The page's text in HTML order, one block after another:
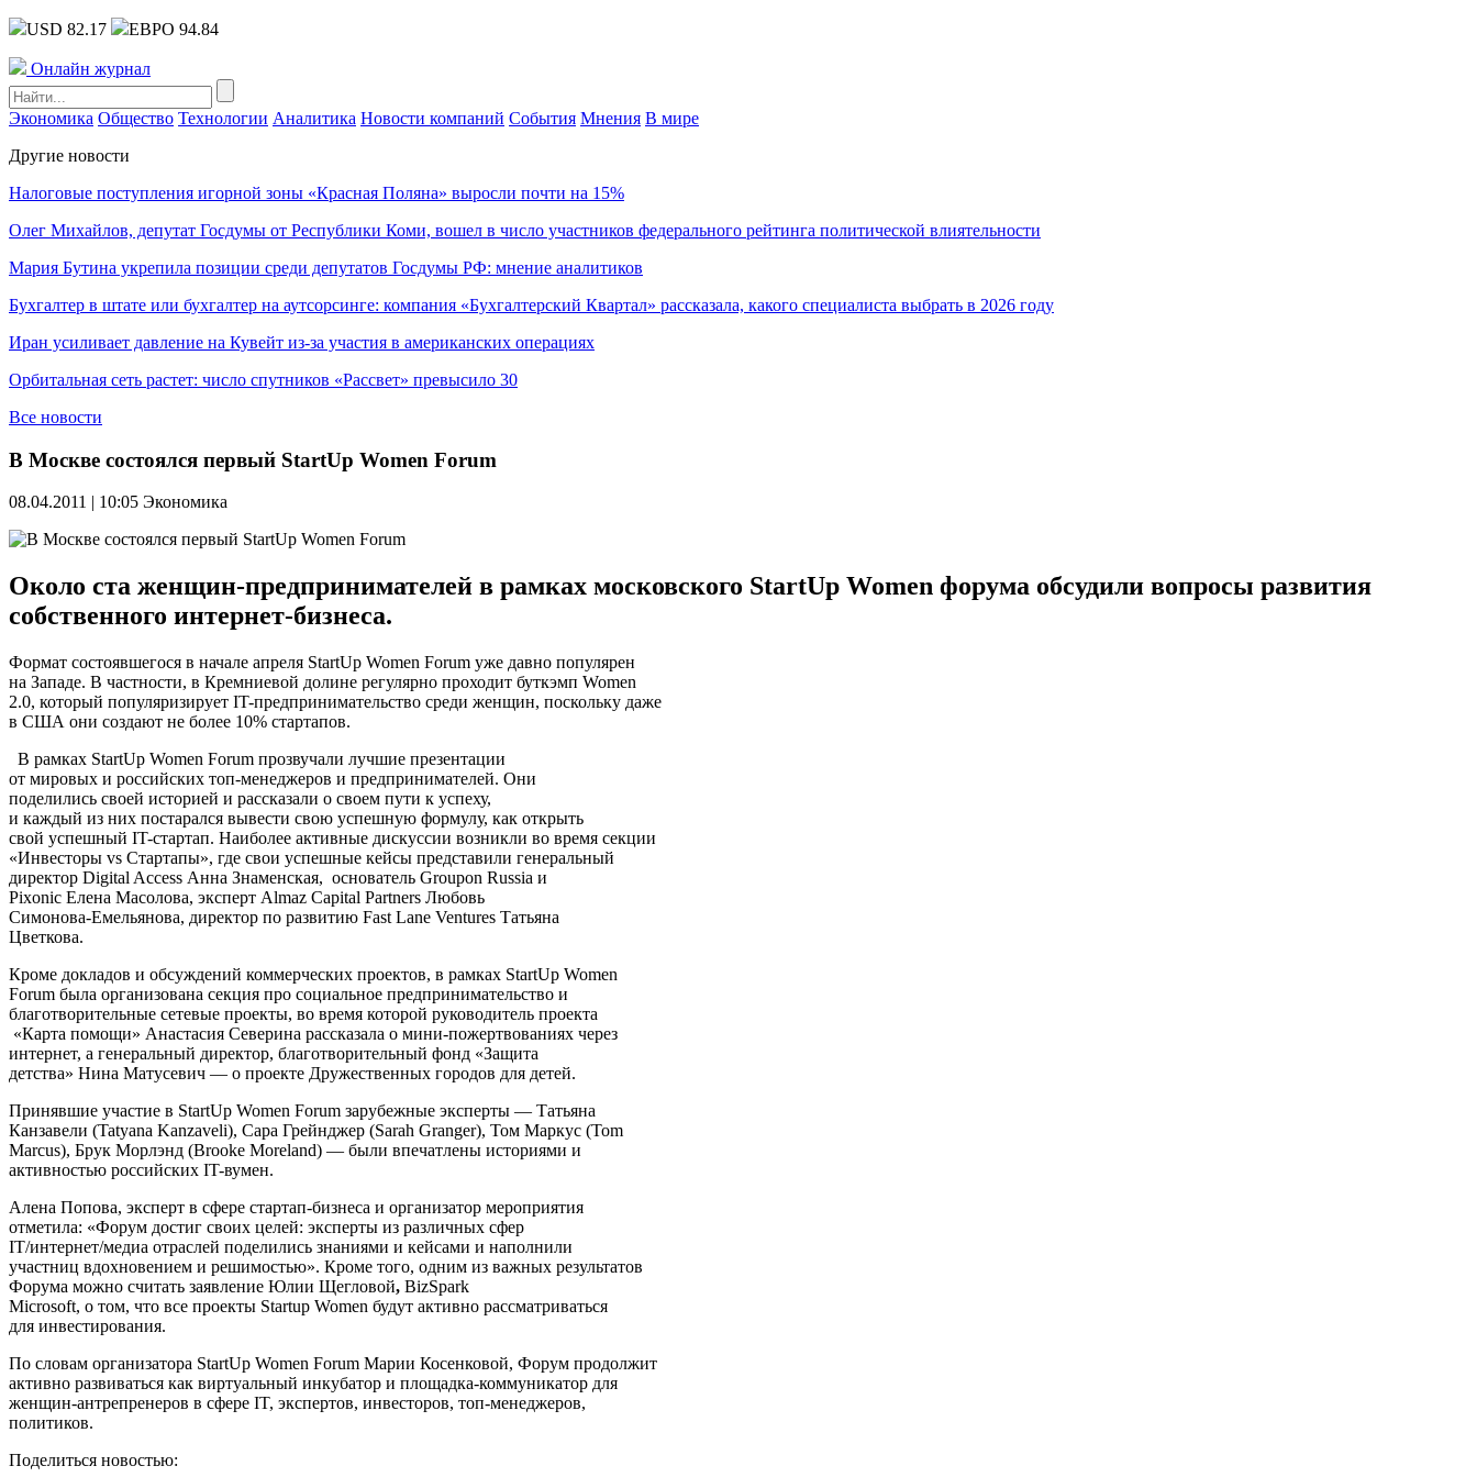
USD 82.17 ЕВРО 94.84
Онлайн журнал
Экономика Общество Технологии Аналитика Новости компаний События Мнения В мире
Другие новости
Налоговые поступления игорной зоны «Красная Поляна» выросли почти на 15%
Олег Михайлов, депутат Госдумы от Республики Коми, вошел в число участников федерального рейтинга политической влиятельности
Мария Бутина укрепила позиции среди депутатов Госдумы РФ: мнение аналитиков
Бухгалтер в штате или бухгалтер на аутсорсинге: компания «Бухгалтерский Квартал» рассказала, какого специалиста выбрать в 2026 году
Иран усиливает давление на Кувейт из-за участия в американских операциях
Орбитальная сеть растет: число спутников «Рассвет» превысило 30
Все новости
В Москве состоялся первый StartUp Women Forum
08.04.2011 | 10:05 Экономика
Около ста женщин-предпринимателей в рамках московского StartUp Women форума обсудили вопросы развития
собственного интернет-бизнеса.
Формат состоявшегося в начале апреля StartUp Women Forum уже давно популярен
на Западе. В частности, в Кремниевой долине регулярно проходит буткэмп Women
2.0, который популяризирует IT-предпринимательство среди женщин, поскольку даже
в США они создают не более 10% стартапов.
В рамках StartUp Women Forum прозвучали лучшие презентации
от мировых и российских топ-менеджеров и предпринимателей. Они
поделились своей историей и рассказали о своем пути к успеху,
и каждый из них постарался вывести свою успешную формулу, как открыть
свой успешный IT-стартап. Наиболее активные дискуссии возникли во время секции
«Инвесторы vs Стартапы», где свои успешные кейсы представили генеральный
директор Digital Access Анна Знаменская, основатель Groupon Russia и
Pixonic Елена Масолова, эксперт Almaz Capital Partners Любовь
Симонова-Емельянова, директор по развитию Fast Lane Ventures Татьяна
Цветкова.
Кроме докладов и обсуждений коммерческих проектов, в рамках StartUp Women
Forum была организована секция про социальное предпринимательство и
благотворительные сетевые проекты, во время которой руководитель проекта
«Карта помощи» Анастасия Северина рассказала о мини-пожертвованиях через
интернет, а генеральный директор, благотворительный фонд «Защита
детства» Нина Матусевич — о проекте Дружественных городов для детей.
Принявшие участие в StartUp Women Forum зарубежные эксперты — Татьяна
Канзавели (Tatyana Kanzaveli), Сара Грейнджер (Sarah Granger), Том Маркус (Tom
Marcus), Брук Морлэнд (Brooke Moreland) — были впечатлены историями и
активностью российских IT-вумен.
Алена Попова, эксперт в сфере стартап-бизнеса и организатор мероприятия
отметила: «Форум достиг своих целей: эксперты из различных сфер
IT/интернет/медиа отраслей поделились знаниями и кейсами и наполнили
участниц вдохновением и решимостью». Кроме того, одним из важных результатов
Форума можно считать заявление Юлии Щегловой, BizSpark
Microsoft, о том, что все проекты Startup Women будут активно рассматриваться
для инвестирования.
По словам организатора StartUp Women Forum Марии Косенковой, Форум продолжит
активно развиваться как виртуальный инкубатор и площадка-коммуникатор для
женщин-антрепренеров в сфере IT, экспертов, инвесторов, топ-менеджеров,
политиков.
Поделиться новостью: